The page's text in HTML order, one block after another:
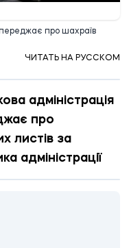
про шахраїв
ЧИТАТЬ НА РУССКОМ
адміністрація
про
листів за
адміністрації